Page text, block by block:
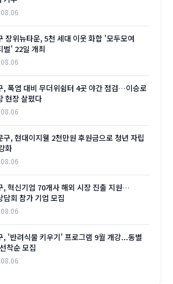
장위뉴타운, 5천 세대 이웃 화합 '모두모여
벌' 22일 개최
, 폭염 대비 무더위쉼터 4곳 야간 점검…이승로
현장 살폈다
구, 현대이지웰 2천만원 후원금으로 청년 자립
화
, 혁신기업 70개사 해외 시장 진출 지원…
담회 참가 기업 모집
, '반려식물 키우기' 프로그램 9월 개강...동별
착순 모집